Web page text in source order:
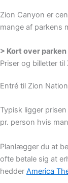
Zion Canyon er
mange af parkens
> Kort over
Priser og billetter
Entré til Zion
Typisk ligger prisen
pr. person hvis
Planlægger du at
ofte betale sig at
hedder America